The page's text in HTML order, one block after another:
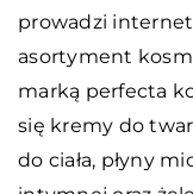
prowadzi
asortyment
marką perfecta
się kremy do
do ciała, płyny